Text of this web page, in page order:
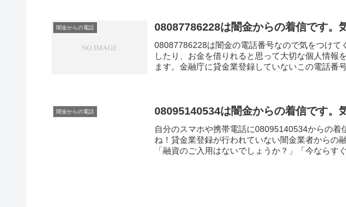
闇金からの電話 08087786228は闇金からの着信です。
08087786228は闇金の電話番号なので気をつけて
したり、お金を借りれると思って大切な個人情報
ます。金融庁に貸金業登録していないこの電話番
闇金からの電話 08095140534は闇金からの着信です。
自分のスマホや携帯電話に08095140534からの
ね！貸金業登録が行われていない闇金業者からの
「融資のご入用はないでしょうか？」「今ならす